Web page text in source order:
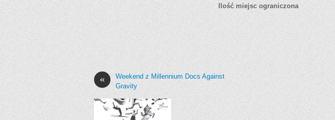
Ilość miejsc ograniczona
«
Weekend z Millennium Docs Against
Gravity